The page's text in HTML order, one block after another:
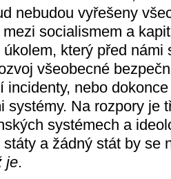
nebudou vyřešeny
socialismem a
který před námi
všeobecné
incidenty, nebo
systémy. Na rozpory je
systémech a
a žádný stát by se
je.